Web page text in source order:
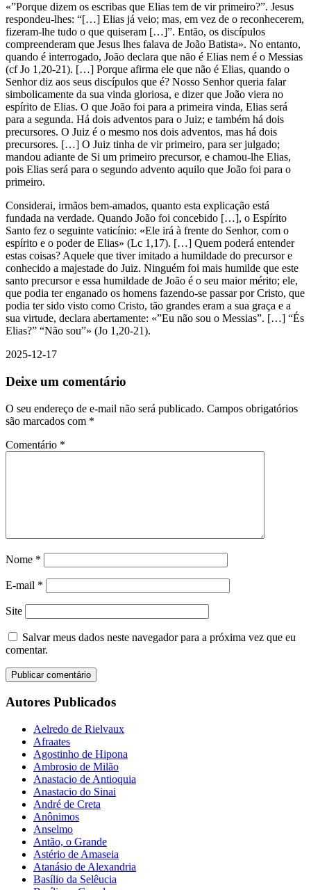
«”Porque dizem os escribas que Elias tem de vir primeiro?”. Jesus
respondeu-lhes: “[…] Elias já veio; mas, em vez de o reconhecerem,
fizeram-lhe tudo o que quiseram […]”. Então, os discípulos
compreenderam que Jesus lhes falava de João Batista». No entanto,
quando é interrogado, João declara que não é Elias nem é o Messias
(cf Jo 1,20-21). […] Porque afirma ele que não é Elias, quando o
Senhor diz aos seus discípulos que é? Nosso Senhor queria falar
simbolicamente da sua vinda gloriosa, e dizer que João viera no
espírito de Elias. O que João foi para a primeira vinda, Elias será
para a segunda. Há dois adventos para o Juiz; e também há dois
precursores. O Juiz é o mesmo nos dois adventos, mas há dois
precursores. […] O Juiz tinha de vir primeiro, para ser julgado;
mandou adiante de Si um primeiro precursor, e chamou-lhe Elias,
pois Elias será para o segundo advento aquilo que João foi para o
primeiro.
Considerai, irmãos bem-amados, quanto esta explicação está
fundada na verdade. Quando João foi concebido […], o Espírito
Santo fez o seguinte vaticínio: «Ele irá à frente do Senhor, com o
espírito e o poder de Elias» (Lc 1,17). […] Quem poderá entender
estas coisas? Aquele que tiver imitado a humildade do precursor e
conhecido a majestade do Juiz. Ninguém foi mais humilde que este
santo precursor e essa humildade de João é o seu maior mérito; ele,
que podia ter enganado os homens fazendo-se passar por Cristo, que
podia ter sido visto como Cristo, tão grandes eram a sua graça e a
sua virtude, declara abertamente: «”Eu não sou o Messias”. […] “És
Elias?” “Não sou”» (Jo 1,20-21).
2025-12-17
Deixe um comentário
O seu endereço de e-mail não será publicado. Campos obrigatórios
são marcados com *
Comentário *
Nome *
E-mail *
Site
Salvar meus dados neste navegador para a próxima vez que eu
comentar.
Autores Publicados
Aelredo de Rielvaux
Afraates
Agostinho de Hipona
Ambrosio de Milão
Anastacio de Antioquia
Anastacio do Sinai
André de Creta
Anônimos
Anselmo
Antão, o Grande
Astério de Amaseia
Atanásio de Alexandria
Basílio da Selêucia